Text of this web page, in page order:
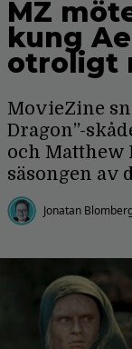
MZ
kung
otroligt
MovieZine
Dragon”-
och Matthew
säsongen av
Jonatan